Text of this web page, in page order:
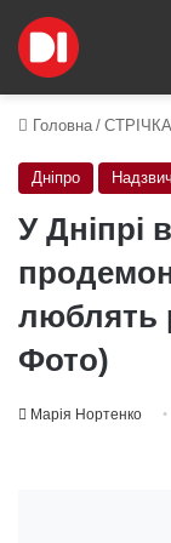
Головна /
Дніпро
У Дніпрі
люблять
Фото)
Марія Нортенко